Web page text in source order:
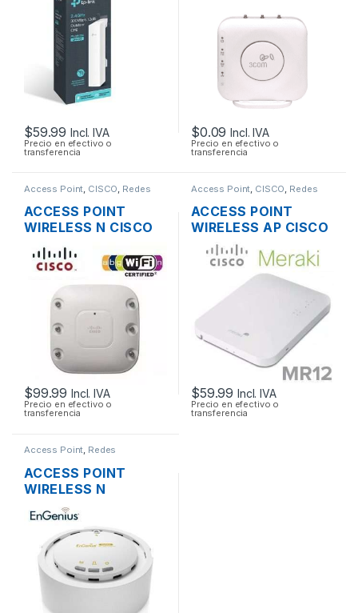
300MBPS + POE
OUTDOOR
$59.99 Incl. IVA
Precio en efectivo o
transferencia
$0.09 Incl. IVA
Precio en efectivo o
transferencia
Access Point CISCO Redes
ACCESS POINT
WIRELESS N CISCO
AIRONET AIR-
AP1262N-A-K9 DUAL
BAND 600MBPS
GIGABIT SOPORTE
POE
$99.99 Incl. IVA
Precio en efectivo o
transferencia
Access Point CISCO Redes
ACCESS POINT
WIRELESS AP CISCO
MERAKI MR12 CLOUD
MANAGED AP
2.4GHZ SOPORTE
POE OUTDOOR
$59.99 Incl. IVA
Precio en efectivo o
transferencia
Access Point, Redes
ACCESS POINT
WIRELESS N
ENGENIUS EAP300
2.4GHZ 300MBPS +